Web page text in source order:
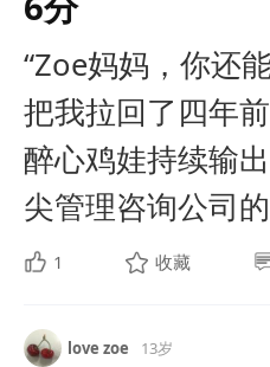
“Zoe妈妈，你还
把我拉回了四年
醉心鸡娃持续输
尖管理咨询公司
1 收藏
love zoe 13岁